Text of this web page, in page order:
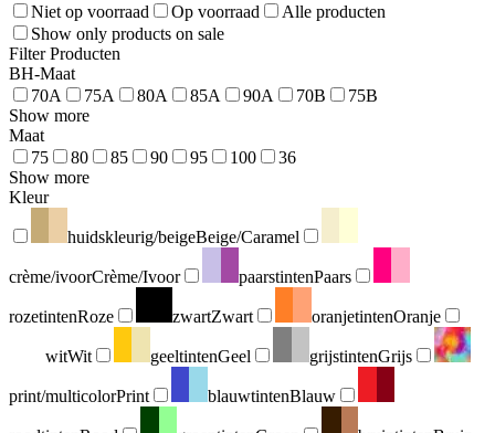
Niet op voorraad
Op voorraad
Alle producten
Show only products on sale
Filter Producten
BH-Maat
70A
75A 80A 85A 90A 70B
75B
Show more
Maat
75
80 85 90 95 100
36
Show more
Kleur
huidskleurig/beigeBeige/Caramel
crème/ivoorCrème/Ivoor paarstintenPaars
rozetintenRoze zwartZwart oranjetintenOranje
witWit geeltintenGeel grijstintenGrijs
print/multicolorPrint blauwtintenBlauw